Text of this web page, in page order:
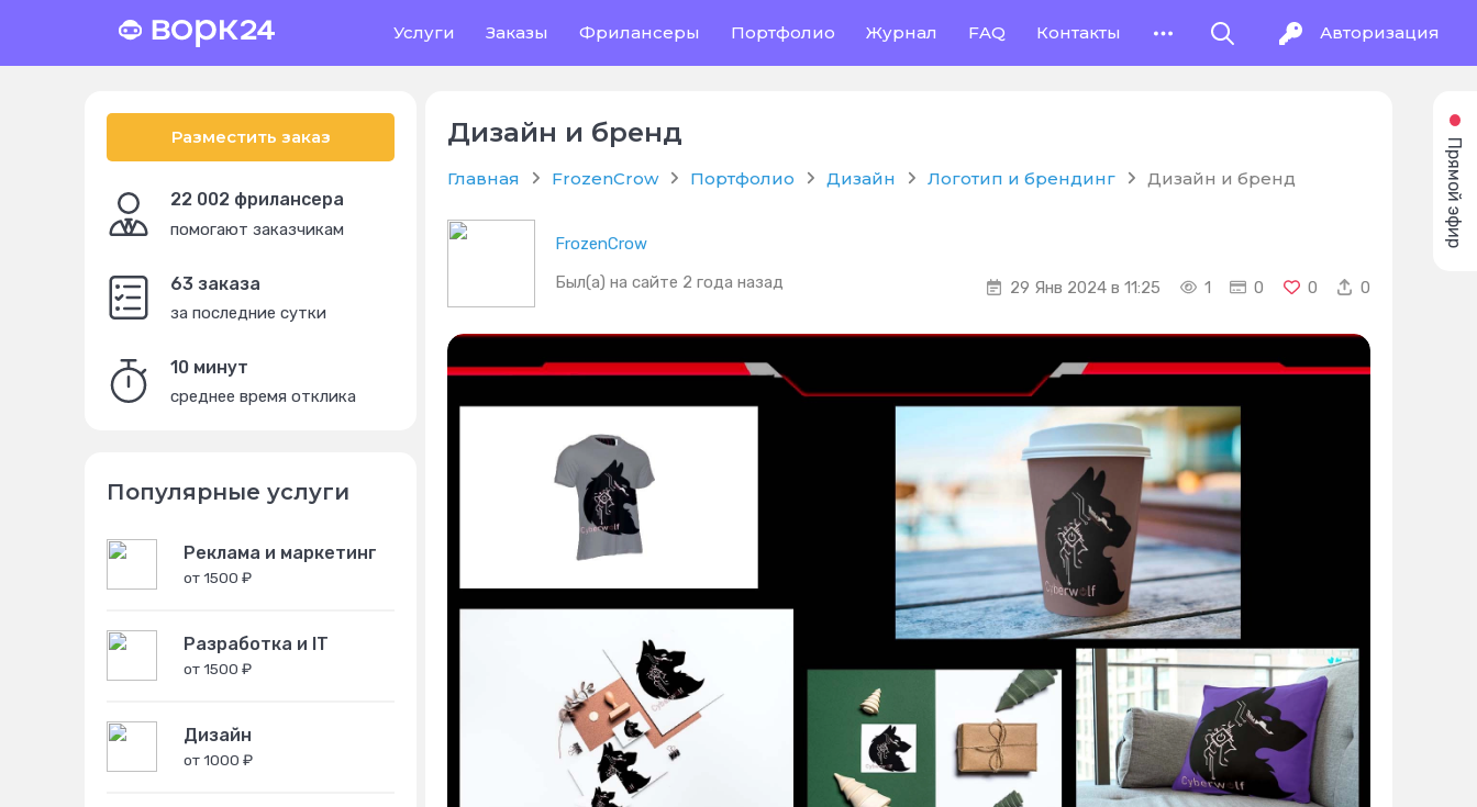
Услуги Заказы Фрилансеры Портфолио Журнал FAQ Контакты Авторизация
Разместить заказ
22 002 фрилансера
помогают заказчикам
63 заказа
за последние сутки
10 минут
среднее время отклика
Популярные услуги
Реклама и маркетинг
от 1500 ₽
Разработка и IT
от 1500 ₽
Дизайн
от 1000 ₽
Дизайн и бренд
Главная FrozenCrow Портфолио Дизайн Логотип и брендинг Дизайн и бренд
FrozenCrow
Был(а) на сайте 2 года назад
29 Янв 2024 в 11:25 1 0 0 0
Прямой эфир